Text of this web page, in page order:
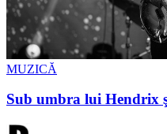
MUZICĂ
Sub umbra lui Hendrix